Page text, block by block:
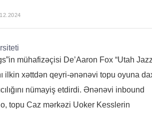
mühafizəçisi De’Aaron Fox “Utah
ilkin xəttdən qeyri-ənənəvi topu oyuna
nümayiş etdirdi. Ənənəvi inbound
topu Caz mərkəzi Uoker Kesslerin